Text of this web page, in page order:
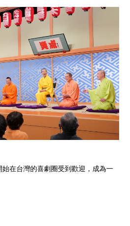
在台灣的喜劇圈受到歡迎，成為一